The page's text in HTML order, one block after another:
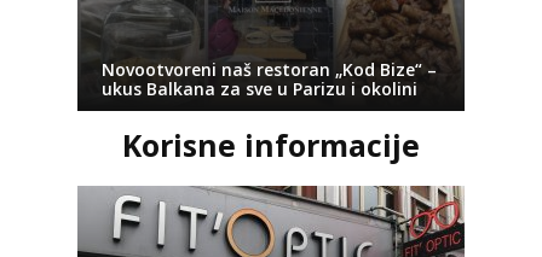
Novootvoreni naš restoran „Kod Bize“ –
ukus Balkana za sve u Parizu i okolini
Korisne informacije